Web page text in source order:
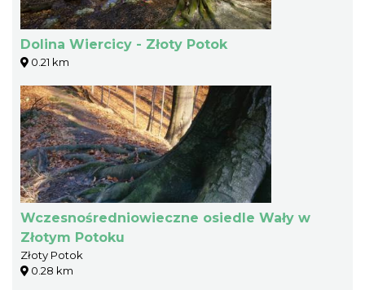
Dolina Wiercicy - Złoty Potok
0.21 km
Wczesnośredniowieczne osiedle Wały w
Złotym Potoku
Złoty Potok
0.28 km